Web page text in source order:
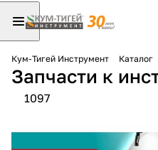
Кум-Тигей Инструмент Каталог
Запчасти к
1097
Для клиентов всех банков
оплатуна